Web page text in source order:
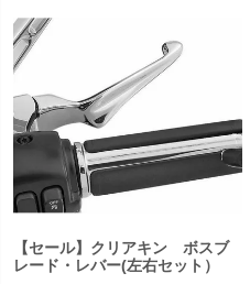
【セール】クリアキン ボスブ
レード・レバー(左右セット）